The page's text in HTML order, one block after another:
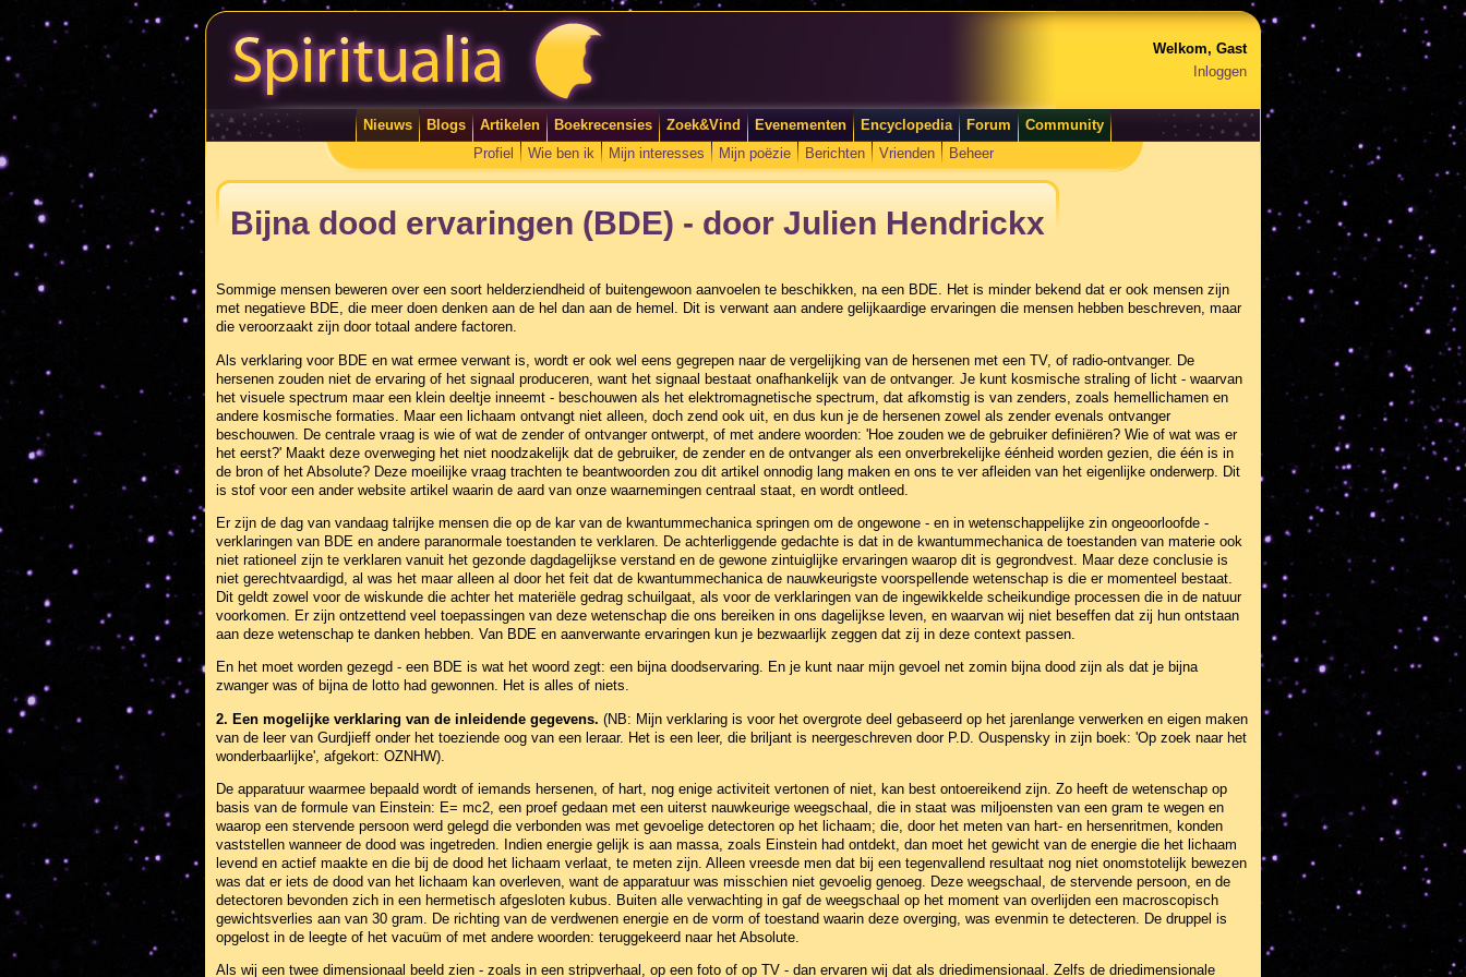
Welkom, Gast
Inloggen
Nieuws Blogs Artikelen Boekrecensies Zoek&Vind Evenementen Encyclopedia Forum
Community
Profiel
Wie ben ik Mijn interesses Mijn poëzie Berichten Vrienden Beheer
Bijna dood ervaringen (BDE) - door Julien Hendrickx
Sommige mensen beweren over een soort helderziendheid of buitengewoon aanvoelen te beschikken, na een BDE. Het is minder bekend dat er ook mensen zijn
met negatieve BDE, die meer doen denken aan de hel dan aan de hemel. Dit is verwant aan andere gelijkaardige ervaringen die mensen hebben beschreven, maar
die veroorzaakt zijn door totaal andere factoren.
Als verklaring voor BDE en wat ermee verwant is, wordt er ook wel eens gegrepen naar de vergelijking van de hersenen met een TV, of radio-ontvanger. De
hersenen zouden niet de ervaring of het signaal produceren, want het signaal bestaat onafhankelijk van de ontvanger. Je kunt kosmische straling of licht - waarvan
het visuele spectrum maar een klein deeltje inneemt - beschouwen als het elektromagnetische spectrum, dat afkomstig is van zenders, zoals hemellichamen en
andere kosmische formaties. Maar een lichaam ontvangt niet alleen, doch zend ook uit, en dus kun je de hersenen zowel als zender evenals ontvanger
beschouwen. De centrale vraag is wie of wat de zender of ontvanger ontwerpt, of met andere woorden: 'Hoe zouden we de gebruiker definiëren? Wie of wat was er
het eerst?' Maakt deze overweging het niet noodzakelijk dat de gebruiker, de zender en de ontvanger als een onverbrekelijke éénheid worden gezien, die één is in
de bron of het Absolute? Deze moeilijke vraag trachten te beantwoorden zou dit artikel onnodig lang maken en ons te ver afleiden van het eigenlijke onderwerp. Dit
is stof voor een ander website artikel waarin de aard van onze waarnemingen centraal staat, en wordt ontleed.
Er zijn de dag van vandaag talrijke mensen die op de kar van de kwantummechanica springen om de ongewone - en in wetenschappelijke zin ongeoorloofde -
verklaringen van BDE en andere paranormale toestanden te verklaren. De achterliggende gedachte is dat in de kwantummechanica de toestanden van materie ook
niet rationeel zijn te verklaren vanuit het gezonde dagdagelijkse verstand en de gewone zintuiglijke ervaringen waarop dit is gegrondvest. Maar deze conclusie is
niet gerechtvaardigd, al was het maar alleen al door het feit dat de kwantummechanica de nauwkeurigste voorspellende wetenschap is die er momenteel bestaat.
Dit geldt zowel voor de wiskunde die achter het materiële gedrag schuilgaat, als voor de verklaringen van de ingewikkelde scheikundige processen die in de natuur
voorkomen. Er zijn ontzettend veel toepassingen van deze wetenschap die ons bereiken in ons dagelijkse leven, en waarvan wij niet beseffen dat zij hun ontstaan
aan deze wetenschap te danken hebben. Van BDE en aanverwante ervaringen kun je bezwaarlijk zeggen dat zij in deze context passen.
En het moet worden gezegd - een BDE is wat het woord zegt: een bijna doodservaring. En je kunt naar mijn gevoel net zomin bijna dood zijn als dat je bijna
zwanger was of bijna de lotto had gewonnen. Het is alles of niets.
2. Een mogelijke verklaring van de inleidende gegevens. (NB: Mijn verklaring is voor het overgrote deel gebaseerd op het jarenlange verwerken en eigen maken
van de leer van Gurdjieff onder het toeziende oog van een leraar. Het is een leer, die briljant is neergeschreven door P.D. Ouspensky in zijn boek: 'Op zoek naar het
wonderbaarlijke', afgekort: OZNHW).
De apparatuur waarmee bepaald wordt of iemands hersenen, of hart, nog enige activiteit vertonen of niet, kan best ontoereikend zijn. Zo heeft de wetenschap op
basis van de formule van Einstein: E= mc2, een proef gedaan met een uiterst nauwkeurige weegschaal, die in staat was miljoensten van een gram te wegen en
waarop een stervende persoon werd gelegd die verbonden was met gevoelige detectoren op het lichaam; die, door het meten van hart- en hersenritmen, konden
vaststellen wanneer de dood was ingetreden. Indien energie gelijk is aan massa, zoals Einstein had ontdekt, dan moet het gewicht van de energie die het lichaam
levend en actief maakte en die bij de dood het lichaam verlaat, te meten zijn. Alleen vreesde men dat bij een tegenvallend resultaat nog niet onomstotelijk bewezen
was dat er iets de dood van het lichaam kan overleven, want de apparatuur was misschien niet gevoelig genoeg. Deze weegschaal, de stervende persoon, en de
detectoren bevonden zich in een hermetisch afgesloten kubus. Buiten alle verwachting in gaf de weegschaal op het moment van overlijden een macroscopisch
gewichtsverlies aan van 30 gram. De richting van de verdwenen energie en de vorm of toestand waarin deze overging, was evenmin te detecteren. De druppel is
opgelost in de leegte of het vacuüm of met andere woorden: teruggekeerd naar het Absolute.
Als wij een twee dimensionaal beeld zien - zoals in een stripverhaal, op een foto of op TV - dan ervaren wij dat als driedimensionaal. Zelfs de driedimensionale